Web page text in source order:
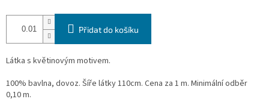
Přidat do košíku
Látka s květinovým motivem.
100% bavlna, dovoz. Šíře látky 110cm. Cena za 1 m. Minimální odběr
0,10 m.